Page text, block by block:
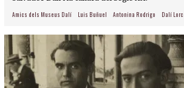
Amics dels Museus Dalí Luis Buñuel Antonina Rodrigo Dalí